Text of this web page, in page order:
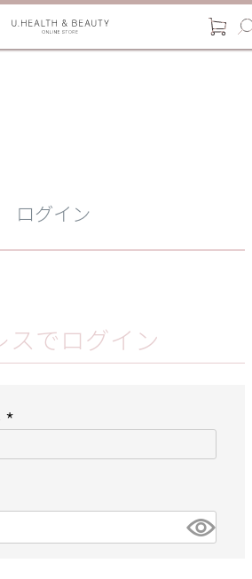
ログイン
スでログイン
須
)